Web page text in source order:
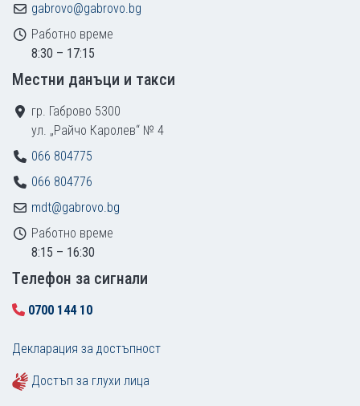
gabrovo@gabrovo.bg
Работно време
8:30 – 17:15
Местни данъци и такси
гр. Габрово 5300
ул. „Райчо Каролев“ № 4
066 804775
066 804776
mdt@gabrovo.bg
Работно време
8:15 – 16:30
Tелефон за сигнали
0700 144 10
Декларация за достъпност
Достъп за глухи лица